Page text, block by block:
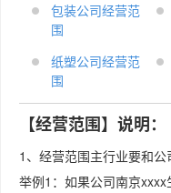
包装公司经营范
围
纸塑公司经营范
围
【经营范围】说明：
1、经营范围主行业要和公
举例1：如果公司南京